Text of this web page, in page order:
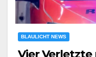
BLAULICHT NEWS
Vier